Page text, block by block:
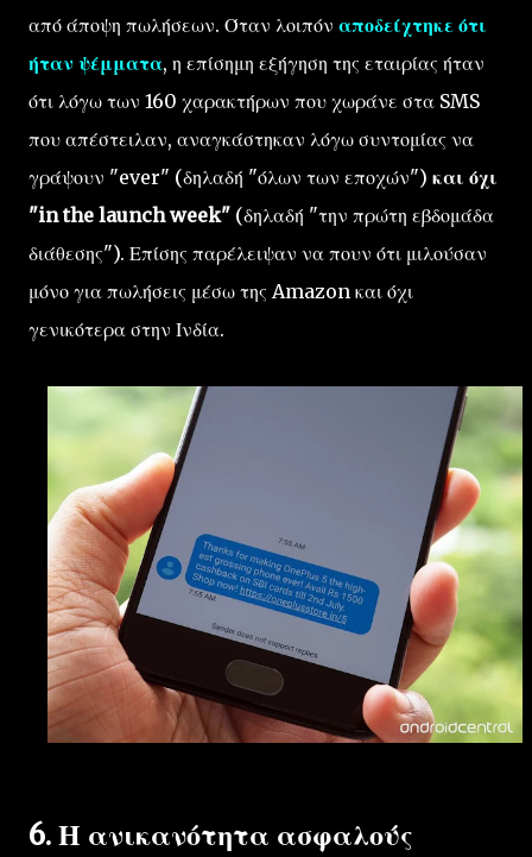
από άποψη πωλήσεων. Όταν λοιπόν αποδείχτηκε ότι
ήταν ψέμματα, η επίσημη εξήγηση της εταιρίας ήταν
ότι λόγω των 160 χαρακτήρων που χωράνε στα SMS
που απέστειλαν, αναγκάστηκαν λόγω συντομίας να
γράψουν "ever" (δηλαδή "όλων των εποχών") και όχι
"in the launch week" (δηλαδή "την πρώτη εβδομάδα
διάθεσης"). Επίσης παρέλειψαν να πουν ότι μιλούσαν
μόνο για πωλήσεις μέσω της Amazon και όχι
γενικότερα στην Ινδία.
6. Η ανικανότητα ασφαλούς